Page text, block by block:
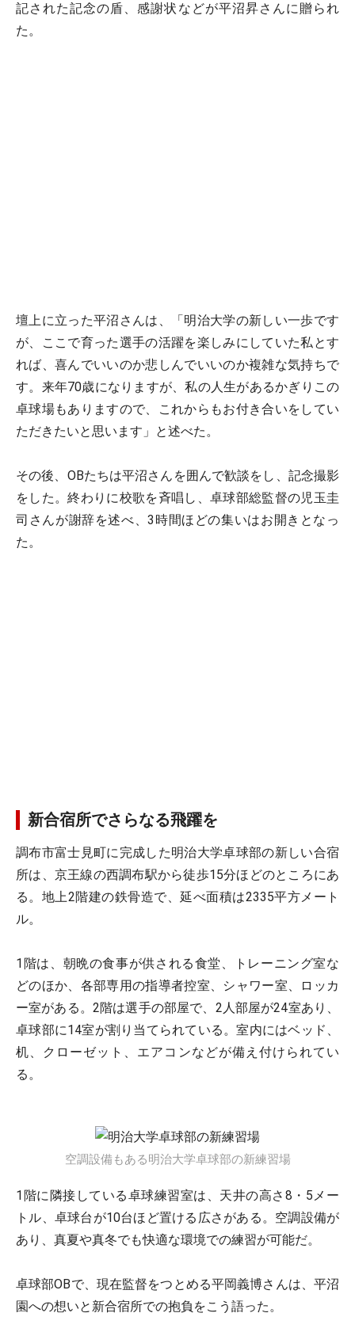
記された記念の盾、感謝状などが平沼昇さんに贈られ
た。
壇上に立った平沼さんは、「明治大学の新しい一歩です
が、ここで育った選手の活躍を楽しみにしていた私とす
れば、喜んでいいのか悲しんでいいのか複雑な気持ちで
す。来年70歳になりますが、私の人生があるかぎりこの
卓球場もありますので、これからもお付き合いをしてい
ただきたいと思います」と述べた。
その後、OBたちは平沼さんを囲んで歓談をし、記念撮影
をした。終わりに校歌を斉唱し、卓球部総監督の児玉圭
司さんが謝辞を述べ、3時間ほどの集いはお開きとなっ
た。
新合宿所でさらなる飛躍を
調布市富士見町に完成した明治大学卓球部の新しい合宿
所は、京王線の西調布駅から徒歩15分ほどのところにあ
る。地上2階建の鉄骨造で、延べ面積は2335平方メート
ル。
1階は、朝晩の食事が供される食堂、トレーニング室な
どのほか、各部専用の指導者控室、シャワー室、ロッカ
ー室がある。2階は選手の部屋で、2人部屋が24室あり、
卓球部に14室が割り当てられている。室内にはベッド、
机、クローゼット、エアコンなどが備え付けられてい
る。
空調設備もある明治大学卓球部の新練習場
1階に隣接している卓球練習室は、天井の高さ8・5メー
トル、卓球台が10台ほど置ける広さがある。空調設備が
あり、真夏や真冬でも快適な環境での練習が可能だ。
卓球部OBで、現在監督をつとめる平岡義博さんは、平沼
園への想いと新合宿所での抱負をこう語った。